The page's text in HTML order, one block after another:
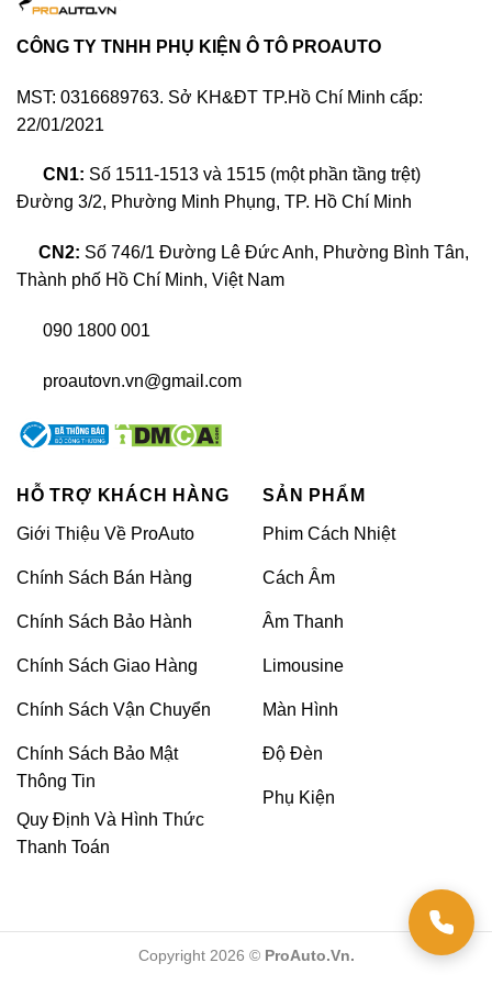
Chủ xe
Màu tương sinh: Nâu, vàng đậm, cam
Màu cần tránh: Đỏ, tím, hồng.
Chủ xe
mệnh
Màu tương sinh: Đen, xám đen, xanh
dương.
Chủ xe
Màu tương sinh: Trắng, vàng nhạt.
mệnh hỏa
Màu tương sinh: Xanh lá cây.
Màu cần tránh: Xanh nước biển, đen.
mệnh thổ
Màu tương hợp: Nâu, vàng đậm, vàng
trời, đen.
Bên cạnh đó, việc kết hợp màu sắc với các yếu tố
như ánh sáng tự nhiên và vật liệu nội thất cũng rất
quan trọng, giúp tạo nên không gian thoải mái và dễ
chịu.
Đổi màu nội thất cho
các dòng xe
CÔNG TY TNHH PHỤ KIỆN Ô TÔ PROAUTO
MST: 0316689763. Sở KH&ĐT TP.Hồ Chí Minh cấp:
22/01/2021
CN1: Số 1511-1513 và 1515 (một phần tầng trệt)
Đường 3/2, Phường Minh Phụng, TP. Hồ Chí Minh
CN2: Số 746/1 Đường Lê Đức Anh, Phường Bình Tân,
Thành phố Hồ Chí Minh, Việt Nam
090 1800 001
proautovn.vn@gmail.com
HỖ TRỢ KHÁCH HÀNG
Giới Thiệu Về ProAuto
Chính Sách Bán Hàng
Chính Sách Bảo Hành
Chính Sách Giao Hàng
Chính Sách Vận Chuyển
Chính Sách Bảo Mật
Thông Tin
Quy Định Và Hình Thức
Thanh Toán
SẢN PHẨM
Phim Cách Nhiệt
Cách Âm
Âm Thanh
Limousine
Màn Hình
Độ Đèn
Phụ Kiện
Copyright 2026 © ProAuto.Vn.